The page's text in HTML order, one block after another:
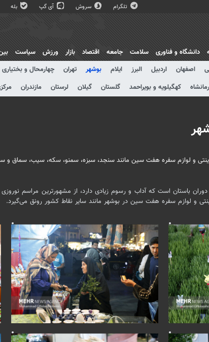
تلگرام سروش آی گپ بله
دانشگاه و فناوری سلامت جامعه اقتصاد بازار ورزش سیاست
اصفهان اردبیل البرز ایلام بوشهر تهران چهارمحال و بختیاری
کهگیلویه و بویراحمد گلستان گیلان لرستان مازندران
و لوازم سفره هفت سین مانند سنجد، سبزه، سمنو، سکه، سیب، سماق و
باستان است که آداب و رسوم زیادی دارد، از مشهورترین مراسم
و لوازم سفره هفت سین در بوشهر مانند سایر نقاط کشور رونق می‌گیرد.